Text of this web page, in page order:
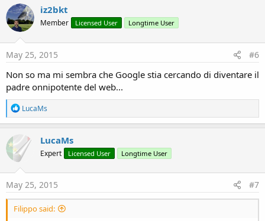
iz2bkt
Member Licensed User Longtime User
May 25, 2015 #6
Non so ma mi sembra che Google stia cercando di diventare il
padre onnipotente del web...
R
e
a
t
i
n
s
LucaMs
LucaMs
Expert Licensed User Longtime User
May 25, 2015 #7
Filippo said: